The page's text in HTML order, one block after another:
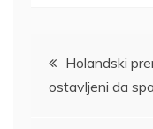
Kretanje
članka
Holandski
ostavljeni da